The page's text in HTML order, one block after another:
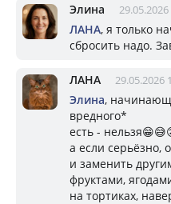
Элина
ЛАНА, я только
сбросить надо.
ЛАНА 29.05.2026
Элина,
вредного*
есть -
а если серьёзно,
и заменить
фруктами,
на тортиках,